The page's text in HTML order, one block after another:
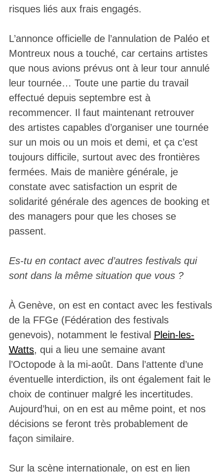
risques liés aux frais engagés.
L’annonce officielle de l’annulation de Paléo et
Montreux nous a touché, car certains artistes
que nous avions prévus ont à leur tour annulé
leur tournée… Toute une partie du travail
effectué depuis septembre est à
recommencer. Il faut maintenant retrouver
des artistes capables d’organiser une tournée
sur un mois ou un mois et demi, et ça c’est
toujours difficile, surtout avec des frontières
fermées. Mais de manière générale, je
constate avec satisfaction un esprit de
solidarité générale des agences de booking et
des managers pour que les choses se
passent.
Es-tu en contact avec d’autres festivals qui
sont dans la même situation que vous ?
À Genève, on est en contact avec les festivals
de la FFGe (Fédération des festivals
genevois), notamment le festival Plein-les-
Watts, qui a lieu une semaine avant
l’Octopode à la mi-août. Dans l’attente d’une
éventuelle interdiction, ils ont également fait le
choix de continuer malgré les incertitudes.
Aujourd’hui, on en est au même point, et nos
décisions se feront très probablement de
façon similaire.
Sur la scène internationale, on est en lien